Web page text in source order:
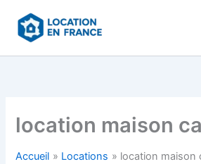
contenu
location maison
Accueil Locations location maison